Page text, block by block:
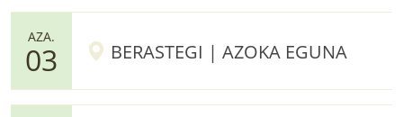
AZA.
03 BERASTEGI | AZOKA EGUNA